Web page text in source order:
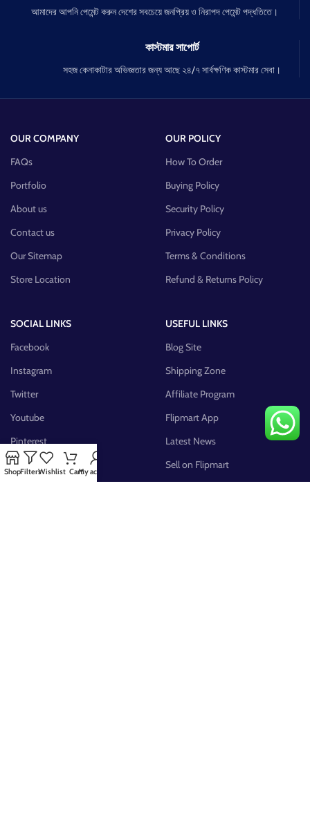
আমাদের আপনি পেমেন্ট করুন দেশের সবচেয়ে জনপ্রিয় ও নিরাপদ পেমেন্ট পদ্ধতিতে।
কাস্টমার সাপোর্ট
সহজ কেনাকাটার অভিজ্ঞতার জন্য আছে ২৪/৭ সার্বক্ষণিক কাস্টমার সেবা।
OUR COMPANY
FAQs
Portfolio
About us
Contact us
Our Sitemap
Store Location
OUR POLICY
How To Order
Buying Policy
Security Policy
Privacy Policy
Terms & Conditions
Refund & Returns Policy
SOCIAL LINKS
Facebook
Instagram
Twitter
Youtube
Pinterest
FB Group
USEFUL LINKS
Blog Site
Shipping Zone
Affiliate Program
Flipmart App
Latest News
Sell on Flipmart
ShopFiltersWishlist CartMy account